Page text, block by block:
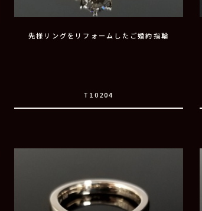
先様リングをリフォームしたご婚約指輪
T10204